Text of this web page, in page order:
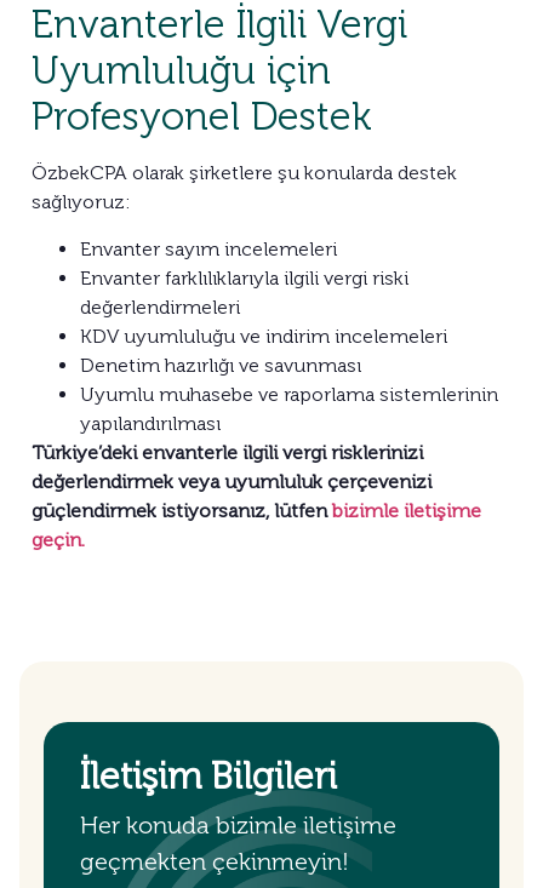
Envanterle İlgili Vergi
Uyumluluğu için
Profesyonel Destek
ÖzbekCPA olarak şirketlere şu konularda destek
sağlıyoruz:
Envanter sayım incelemeleri
Envanter farklılıklarıyla ilgili vergi riski
değerlendirmeleri
KDV uyumluluğu ve indirim incelemeleri
Denetim hazırlığı ve savunması
Uyumlu muhasebe ve raporlama sistemlerinin
yapılandırılması
Türkiye’deki envanterle ilgili vergi risklerinizi
değerlendirmek veya uyumluluk çerçevenizi
güçlendirmek istiyorsanız, lütfenbizimle iletişime
geçin.
İletişim Bilgileri
Her konuda bizimle iletişime
geçmekten çekinmeyin!